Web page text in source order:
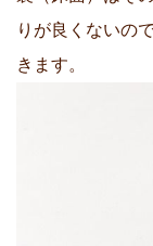
りが良くないの
きます。